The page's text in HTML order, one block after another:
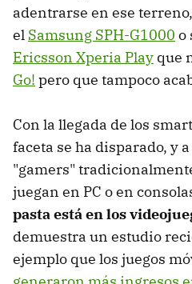
adentrarse en ese
el Samsung SPH-G1000 o
Ericsson Xperia Play que
Go! pero que tampoco
Con la llegada de los
faceta se ha disparado, y
"gamers"
juegan en PC o en
pasta está en los
demuestra un estudio
ejemplo que los juegos